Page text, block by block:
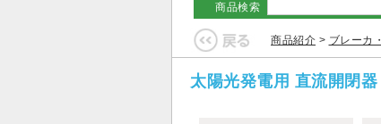
商品検索
商品紹介 > ブレーカ
太陽光発電用 直流開閉器